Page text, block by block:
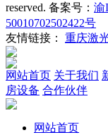
reserved. 备案号： 渝
50010702502422号
友情链接： 重庆激
网站首页 关于我们
房设备 合作伙伴
网站首页